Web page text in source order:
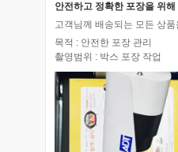
안전하고 정확한 포장을 위
고객님께 배송되는 모든 상
목적 : 안전한 포장 관리
촬영범위 : 박스 포장 작업